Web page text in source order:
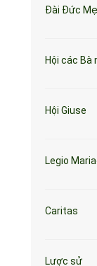
Đài Đức
Hội các Bà
Hội Giuse
Legio
Caritas
Lược sử